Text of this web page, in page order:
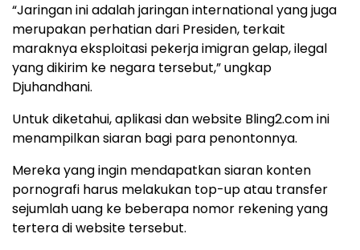
“Jaringan ini adalah jaringan international yang juga
merupakan perhatian dari Presiden, terkait
maraknya eksploitasi pekerja imigran gelap, ilegal
yang dikirim ke negara tersebut,” ungkap
Djuhandhani.
Untuk diketahui, aplikasi dan website Bling2.com ini
menampilkan siaran bagi para penontonnya.
Mereka yang ingin mendapatkan siaran konten
pornografi harus melakukan top-up atau transfer
sejumlah uang ke beberapa nomor rekening yang
tertera di website tersebut.